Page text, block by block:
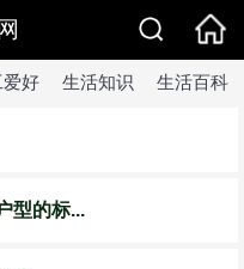
好 生活知识 生活百科
型的标...